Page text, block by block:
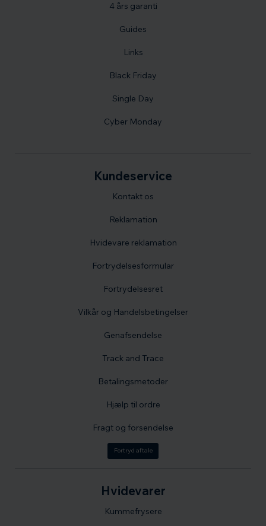
Hvidevarer
Kummefrysere
Kundeservice
Kontakt os
Reklamation
Hvidevare reklamation
Fortrydelsesformular
Fortrydelsesret
Vilkår og Handelsbetingelser
Genafsendelse
Track and Trace
Betalingsmetoder
Hjælp til ordre
Fragt og forsendelse
Fortryd aftale
4 års garanti
Guides
Links
Black Friday
Single Day
Cyber Monday